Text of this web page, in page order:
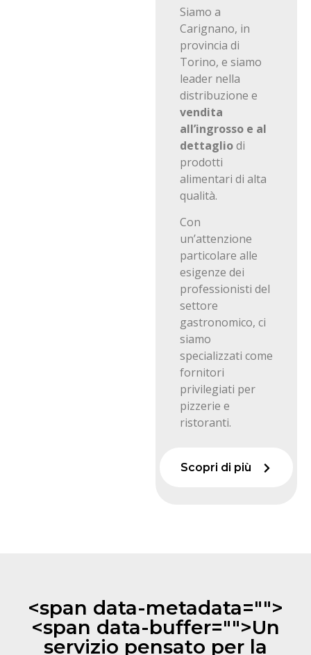
Siamo a
Carignano, in
provincia di
Torino, e siamo
leader nella
distribuzione e
vendita
all’ingrosso e al
dettagliodi
prodotti
alimentari di alta
qualità.
Con
un’attenzione
particolare alle
esigenze dei
professionisti del
settore
gastronomico, ci
siamo
specializzati come
fornitori
privilegiati per
pizzerie e
ristoranti.
Scopri di più
<span data-metadata="">
<span data-buffer="">Un
servizio pensato per la